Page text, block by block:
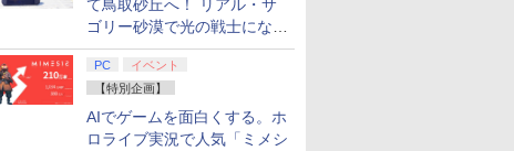
て鳥取砂丘へ！ リアル・サ
ゴリー砂漠で光の戦士になっ
てみた
PC
イベント
【特別企画】
AIでゲームを面白くする。ホ
ロライブ実況で人気「ミメシ